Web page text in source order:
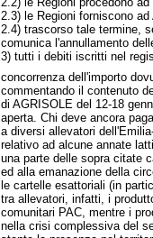
2.3) le Regioni forniscono
2.4) trascorso tale termine,
comunica l'annullamento
3) tutti i debiti iscritti nel
concorrenza dell'importo
commentando il contenuto
di AGRISOLE del 12-18
aperta. Chi deve ancora
a diversi allevatori
relativo ad alcune annate
una parte delle sopra citate
ed alla emanazione della
le cartelle esattoriali (in
tra allevatori, infatti, i
comunitari PAC, mentre i
nella crisi complessiva del